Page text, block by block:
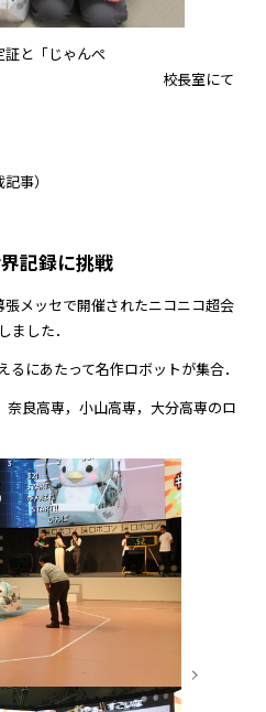
証と「じゃんぺ
室にて
事）
記録に挑戦
メッセで開催されたニコニコ超会
ました．
にあたって名作ロボットが集合．
奈良高専，小山高専，大分高専のロ